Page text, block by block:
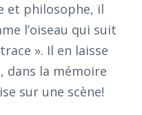
et philosophe, il
l’oiseau qui suit
». Il en laisse
dans la mémoire
sur une scène!